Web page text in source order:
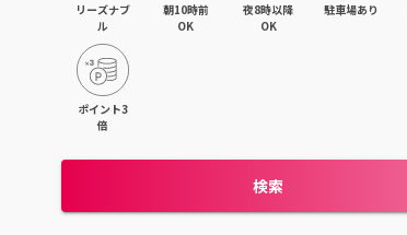
リーズナブ
ル
朝10時前
OK
夜8時以降
OK
駐車場あり
ポイント3
倍
検索